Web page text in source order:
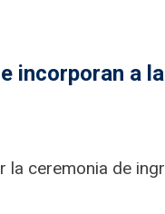
incorporan a
la ceremonia de